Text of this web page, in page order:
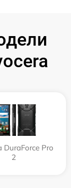
DuraForce Pro
2